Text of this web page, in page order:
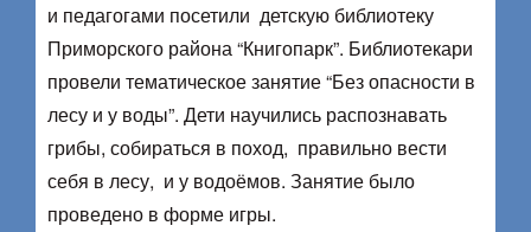
и педагогами посетили детскую библиотеку
Приморского района “Книгопарк”. Библиотекари
провели тематическое занятие “Без опасности в
лесу и у воды”. Дети научились распознавать
грибы, собираться в поход, правильно вести
себя в лесу, и у водоёмов. Занятие было
проведено в форме игры.